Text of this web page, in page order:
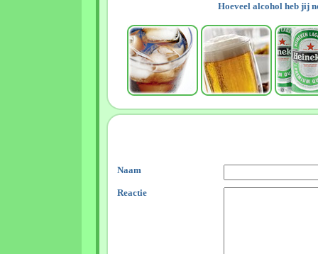
Hoeveel alcohol heb jij
Naam
Reactie